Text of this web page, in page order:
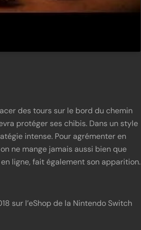
des tours sur le bord du chemin
protéger ses chibis. Dans un style
intense. Pour agrémenter en
ne mange jamais aussi bien que
ligne, fait également son apparition.
sur l’eShop de la Nintendo Switch